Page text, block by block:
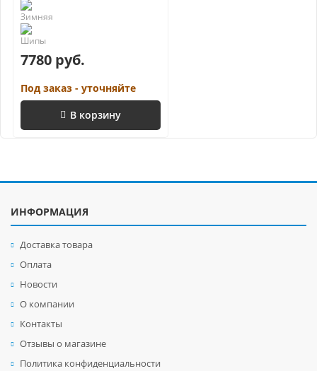
7780 руб.
Под заказ - уточняйте
В корзину
ИНФОРМАЦИЯ
Доставка товара
Оплата
Новости
О компании
Контакты
Отзывы о магазине
Политика конфиденциальности